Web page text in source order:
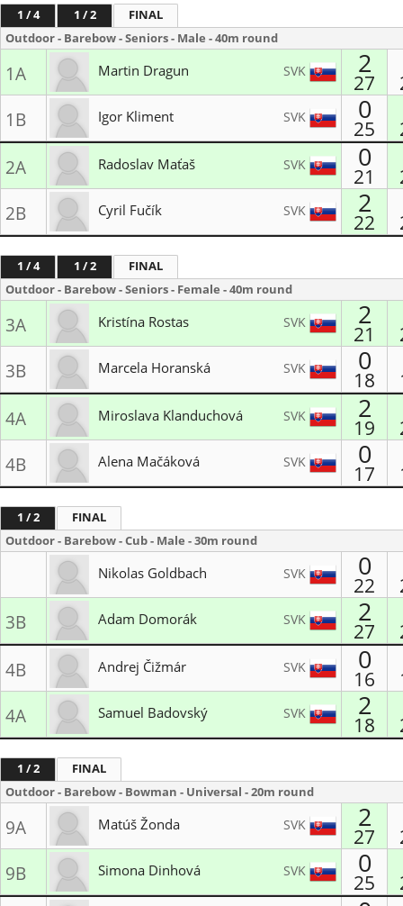
1 / 4 1 / 2
FINAL
Outdoor - Barebow - Seniors - Male - 40m round
1A Martin Dragun SVK 2
27
1B Igor Kliment
Lukostrelec BB
SVK 0
25
2A Radoslav Maťaš SVK 0
21
2B Cyril Fučík
LK Veľké Zálužie
SVK 2
22
1 / 4 1 / 2
FINAL
Outdoor - Barebow - Seniors - Female - 40m round
3A Kristína Rostas SVK 2
21
3B Marcela Horanská
MŠK Kežmarok
SVK 0
18
4A Miroslava Klanduchová SVK 2
19
4B Alena Mačáková
MŠK Kežmarok
SVK 0
17
1 / 2
FINAL
Outdoor - Barebow - Cub - Male - 30m round
Nikolas Goldbach SVK 0
22
3B Adam Domorák
Lukostrelecký klub Bratislava
SVK 2
27
4B Andrej Čižmár SVK 0
16
4A Samuel Badovský
MŠK Kežmarok
SVK 2
18
1 / 2
FINAL
Outdoor - Barebow - Bowman - Universal - 20m round
9A Matúš Žonda SVK 2
27
9B Simona Dinhová
MŠK Kežmarok
SVK 0
25